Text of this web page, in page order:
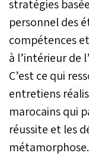
stratégies
personnel des
compétences
à l’intérieur de
C’est ce qui
entretiens
marocains qui
réussite et les
métamorphose.